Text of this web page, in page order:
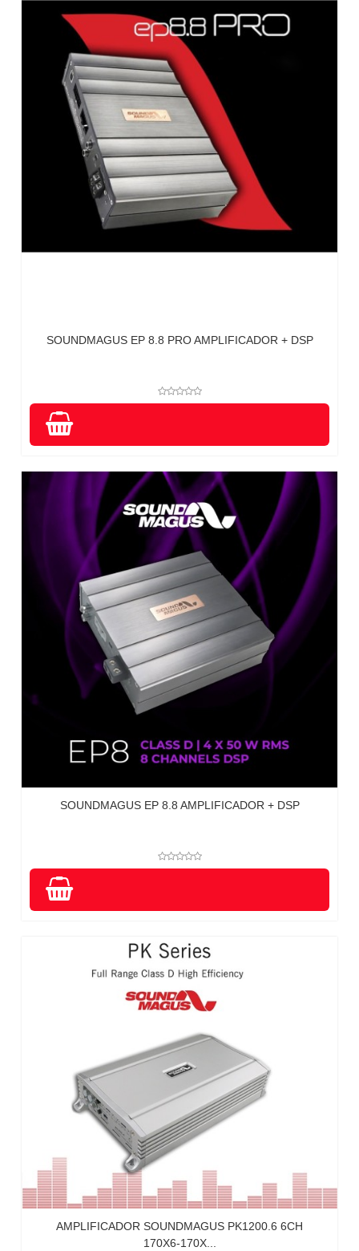
SOUNDMAGUS EP 8.8 PRO AMPLIFICADOR + DSP
SOUNDMAGUS EP 8.8 AMPLIFICADOR + DSP
AMPLIFICADOR SOUNDMAGUS PK1200.6 6CH
170X6-170X...